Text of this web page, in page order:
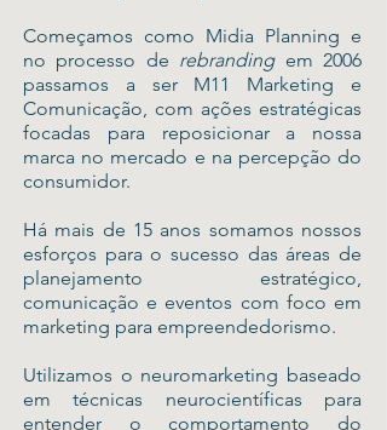
Começamos como Midia Planning e
no processo de rebrandingem 2006
passamos a ser M11 Marketing e
Comunicação, com ações estratégicas
focadas para reposicionar a nossa
marca no mercado e na percepção do
consumidor.
Há mais de 15 anos somamos nossos
esforços para o sucesso das áreas de
planejamento estratégico,
comunicação e eventos com foco em
marketing para empreendedorismo.
Utilizamos o neuromarketing baseado
em técnicas neurocientíficas para
entender o comportamento do